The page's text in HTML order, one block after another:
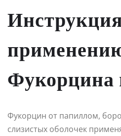
Фукорцин от папиллом,
слизистых оболочек